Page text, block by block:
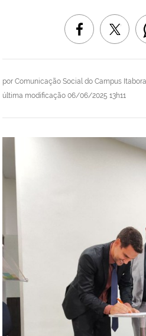
por Comunicação Social do Campus
última modificação 06/06/2025 13h11